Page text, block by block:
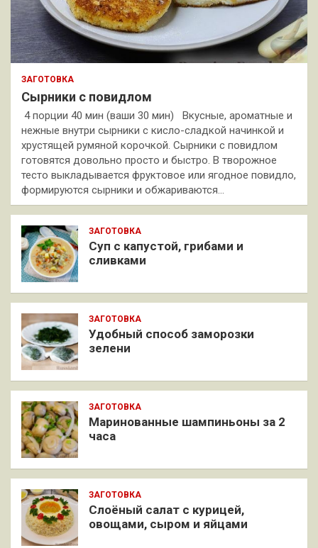
ЗАГОТОВКА
Сырники с повидлом
4 порции 40 мин (ваши 30 мин) Вкусные, ароматные и
нежные внутри сырники с кисло-сладкой начинкой и
хрустящей румяной корочкой. Сырники с повидлом
готовятся довольно просто и быстро. В творожное
тесто выкладывается фруктовое или ягодное повидло,
формируются сырники и обжариваются…
ЗАГОТОВКА
Суп с капустой, грибами и
сливками
ЗАГОТОВКА
Удобный способ заморозки
зелени
ЗАГОТОВКА
Маринованные шампиньоны за 2
часа
ЗАГОТОВКА
Слоёный салат с курицей,
овощами, сыром и яйцами